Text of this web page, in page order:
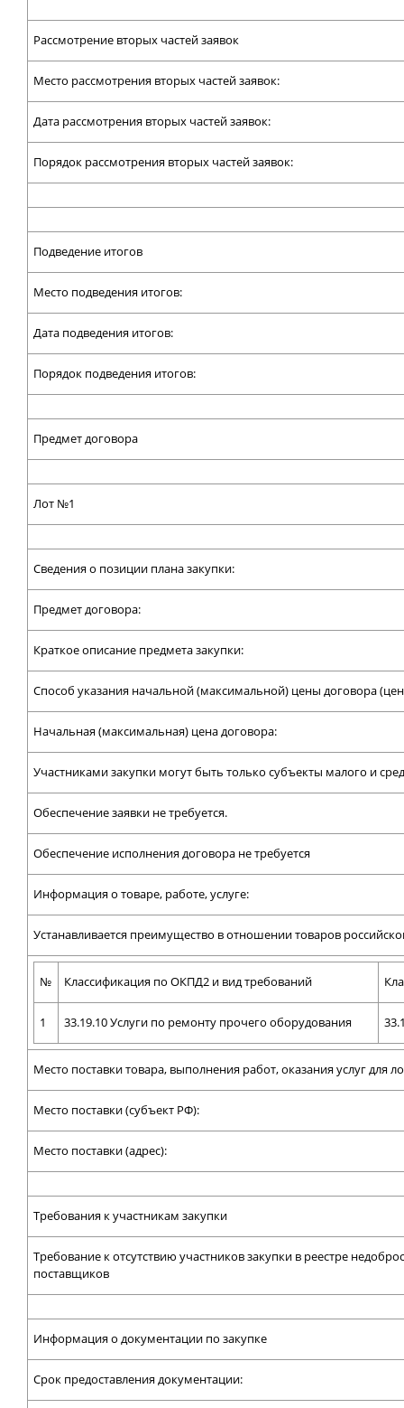
Рассмотрение вторых частей заявок
Место рассмотрения вторых частей заявок:
Дата рассмотрения вторых частей заявок:
Порядок рассмотрения вторых частей заявок:
Подведение итогов
Место подведения итогов:
Дата подведения итогов:
Порядок подведения итогов:
Предмет договора
Лот №1
Сведения о позиции плана закупки:
Предмет договора:
Краткое описание предмета закупки:
Способ указания начальной (максимальной) цены договора
Начальная (максимальная) цена договора:
Участниками закупки могут быть только субъекты малого и
Обеспечение заявки не требуется.
Обеспечение исполнения договора не требуется
Информация о товаре, работе, услуге:
Устанавливается преимущество в отношении товаров
№ Классификация по ОКПД2 и вид требований
1 33.19.10 Услуги по ремонту прочего оборудования
Место поставки товара, выполнения работ, оказания услуг для
Место поставки (субъект РФ):
Место поставки (адрес):
Требования к участникам закупки
Требование к отсутствию участников закупки в реестре
поставщиков
Информация о документации по закупке
Срок предоставления документации: